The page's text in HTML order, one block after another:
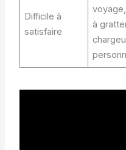
Difficile à
satisfaire
à